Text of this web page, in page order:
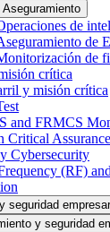
Aseguramiento
de
de
de
crítica
y misión crítica
and FRMCS
Critical Assurance
Cybersecurity
(RF)
seguridad
y seguridad